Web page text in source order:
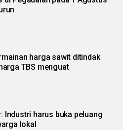
harga sawit ditindak
TBS menguat
Industri harus buka peluang
lokal